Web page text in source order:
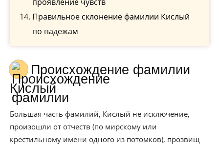
Правильное склонение фамилии Кислый
по падежам
Происхождение фамилии
Кислый
Большая часть фамилий, Кислый не исключение,
произошли от отчеств (по мирскому или
крестильному имени одного из потомков), прозвищ